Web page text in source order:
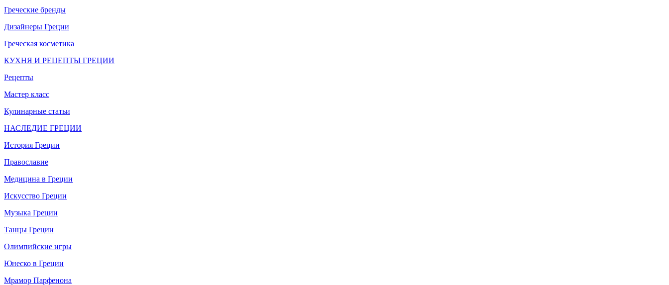
Греческие бренды
Дизайнеры Греции
Греческая косметика
КУХНЯ И РЕЦЕПТЫ ГРЕЦИИ
Рецепты
Мастер класс
Кулинарные статьи
НАСЛЕДИЕ ГРЕЦИИ
История Греции
Православие
Медицина в Греции
Искусство Греции
Музыка Греции
Танцы Греции
Олимпийские игры
Юнеско в Греции
Мрамор Парфенона